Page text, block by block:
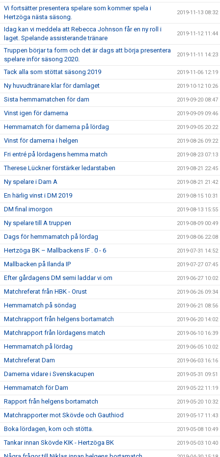
Vi fortsätter presentera spelare som kommer spela i
Hertzöga nästa säsong.
2019-11-13 08:32
Idag kan vi meddela att Rebecca Johnson får en ny roll i
laget. Spelande assisterande tränare
2019-11-12 11:44
Truppen börjar ta form och det är dags att börja presentera
spelare inför säsong 2020.
2019-11-11 14:23
Tack alla som stöttat säsong 2019 2019-11-06 12:19
Ny huvudtränare klar för damlaget 2019-10-12 10:26
Sista hemmamatchen för dam 2019-09-20 08:47
Vinst igen för damerna 2019-09-09 09:46
Hemmamatch för damerna på lördag 2019-09-05 20:22
Vinst för damerna i helgen 2019-08-26 09:22
Fri entré på lördagens hemma match 2019-08-23 07:13
Therese Lückner förstärker ledarstaben 2019-08-21 22:45
Ny spelare i Dam A 2019-08-21 21:42
En härlig vinst i DM 2019 2019-08-15 10:31
DM final imorgon 2019-08-13 15:55
Ny spelare till A truppen 2019-08-09 00:49
Dags för hemmamatch på lördag 2019-08-06 22:08
Hertzöga BK – Mallbackens IF . 0 - 6 2019-07-31 14:52
Mallbacken på Ilanda IP 2019-07-27 07:45
Efter gårdagens DM semi laddar vi om 2019-06-27 10:02
Matchreferat från HBK - Orust 2019-06-26 09:34
Hemmamatch på söndag 2019-06-21 08:56
Matchrapport från helgens bortamatch 2019-06-20 14:02
Matchrapport från lördagens match 2019-06-10 16:39
Hemmamatch på lördag 2019-06-05 10:02
Matchreferat Dam 2019-06-03 16:16
Damerna vidare i Svenskacupen 2019-05-31 09:51
Hemmamatch för Dam 2019-05-22 11:19
Rapport från helgens bortamatch 2019-05-20 10:32
Matchrapporter mot Skövde och Gauthiod 2019-05-17 11:43
Boka lördagen, kom och stötta. 2019-05-08 10:49
Tankar innan Skövde KIK - Hertzöga BK 2019-05-03 10:40